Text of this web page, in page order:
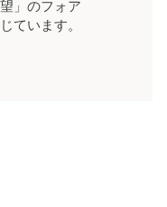
」のフォア
ています。